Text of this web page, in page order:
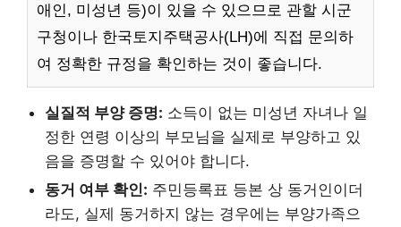
애인, 미성년 등)이 있을 수 있으므로 관할 시군
구청이나 한국토지주택공사(LH)에 직접 문의하
여 정확한 규정을 확인하는 것이 좋습니다.
실질적 부양 증명: 소득이 없는 미성년 자녀나 일
정한 연령 이상의 부모님을 실제로 부양하고 있
음을 증명할 수 있어야 합니다.
동거 여부 확인: 주민등록표 등본 상 동거인이더
라도, 실제 동거하지 않는 경우에는 부양가족으